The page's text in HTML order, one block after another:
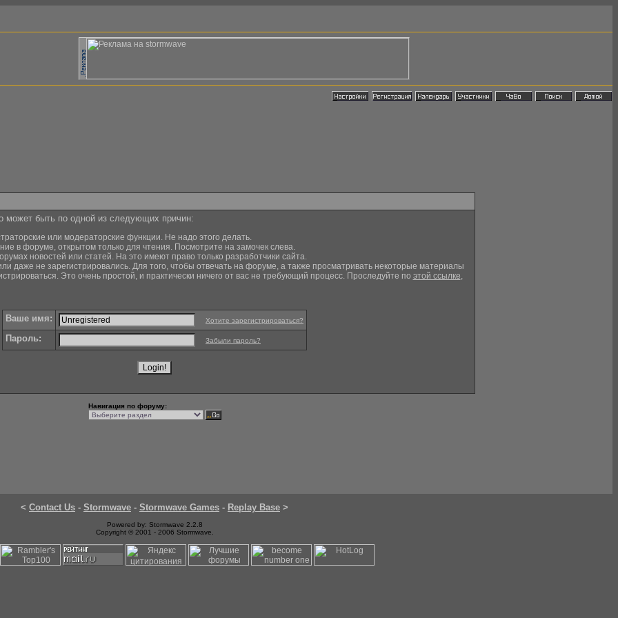
может быть по одной из следующих причин:
или модераторские функции. Не надо этого делать.
в форуме, открытом только для чтения. Посмотрите на замочек слева.
новостей или статей. На это имеют право только разработчики сайта.
даже не зарегистрировались. Для того, чтобы отвечать на форуме, а также просматривать некоторые материалы
Это очень простой, и практически ничего от вас не требующий процесс. Проследуйте по этой ссылке,
Ваше имя: Хотите зарегистрироваться?
Пароль: Забыли пароль?
Навигация по форуму:
< Contact Us - Stormwave - Stormwave Games - Replay Base >
Powered by: Stormwave 2.2.8
Copyright © 2001 - 2006 Stormwave.